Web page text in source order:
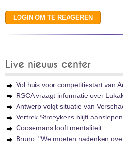
Live nieuws center
Vol huis voor competitiestart van
RSCA vraagt informatie over
Antwerp volgt situatie van
Vertrek Stroeykens blijft
Coosemans looft mentaliteit
Bruno: "We moeten nadenken